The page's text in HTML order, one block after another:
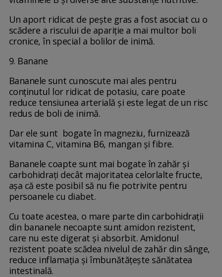
Un aport ridicat de pește gras a fost asociat cu o
scădere a riscului de apariție a mai multor boli
cronice, în special a bolilor de inimă.
9. Banane
Bananele sunt cunoscute mai ales pentru
conținutul lor ridicat de potasiu, care poate
reduce tensiunea arterială și este legat de un risc
redus de boli de inimă.
Dar ele sunt bogate în magneziu, furnizează
vitamina C, vitamina B6, mangan și fibre.
Bananele coapte sunt mai bogate în zahăr și
carbohidrați decât majoritatea celorlalte fructe,
așa că este posibil să nu fie potrivite pentru
persoanele cu diabet.
Cu toate acestea, o mare parte din carbohidrații
din bananele necoapte sunt amidon rezistent,
care nu este digerat și absorbit. Amidonul
rezistent poate scădea nivelul de zahăr din sânge,
reduce inflamația și îmbunătățește sănătatea
intestinală.